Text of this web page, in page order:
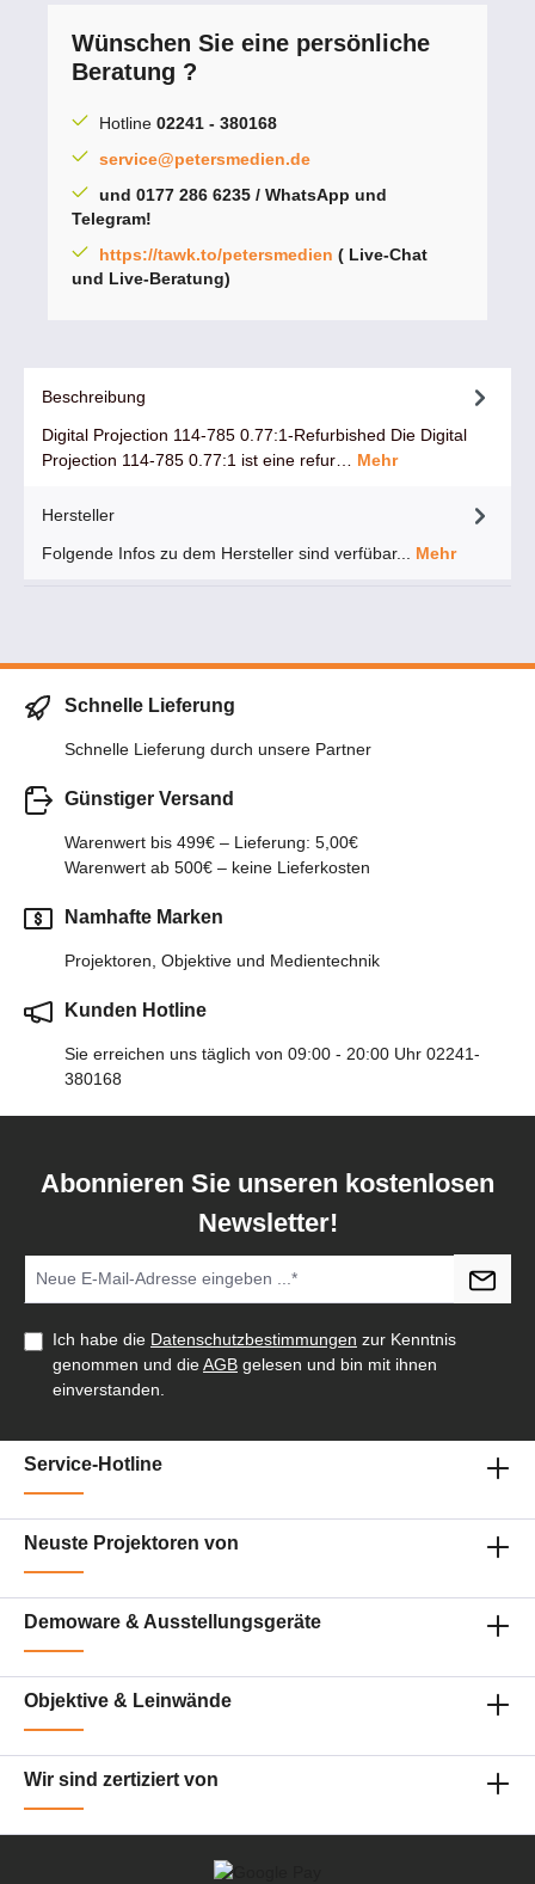
Wünschen Sie eine persönliche
Beratung ?
Hotline 02241 - 380168
service@petersmedien.de
und 0177 286 6235 / WhatsApp und
Telegram!
https://tawk.to/petersmedien ( Live-Chat
und Live-Beratung)
Beschreibung
Digital Projection 114-785 0.77:1-Refurbished Die Digital
Projection 114-785 0.77:1 ist eine refur… Mehr
Hersteller
Folgende Infos zu dem Hersteller sind verfübar... Mehr
Schnelle Lieferung
Schnelle Lieferung durch unsere Partner
Günstiger Versand
Warenwert bis 499€ – Lieferung: 5,00€
Warenwert ab 500€ – keine Lieferkosten
Namhafte Marken
Projektoren, Objektive und Medientechnik
Kunden Hotline
Sie erreichen uns täglich von 09:00 - 20:00 Uhr 02241-
380168
Abonnieren Sie unseren kostenlosen
Newsletter!
Ich habe die Datenschutzbestimmungen zur Kenntnis
genommen und dieAGB gelesen und bin mit ihnen
einverstanden.
Service-Hotline
Neuste Projektoren von
Demoware & Ausstellungsgeräte
Objektive & Leinwände
Wir sind zertiziert von